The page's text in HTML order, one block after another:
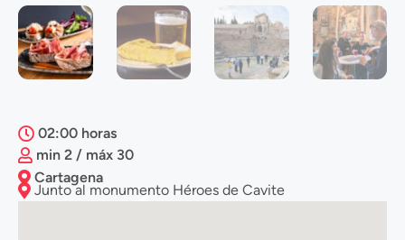
02:00 horas
min 2 / máx 30
Cartagena
Junto al monumento Héroes de Cavite